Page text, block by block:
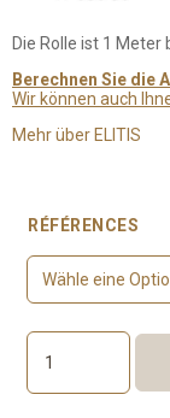
Die Rolle ist 1
Berechnen Sie die
Wir können auch
Mehr über ELITIS
RÉFÉRENCES
Kari
Menge